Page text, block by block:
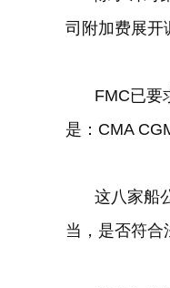
司附加费展开
FMC已要
是： CMA
这八家船
当，是否符合